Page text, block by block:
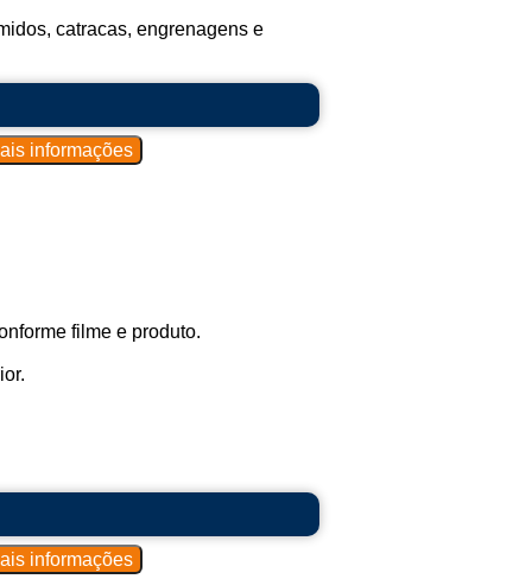
catracas, engrenagens e
filme e produto.